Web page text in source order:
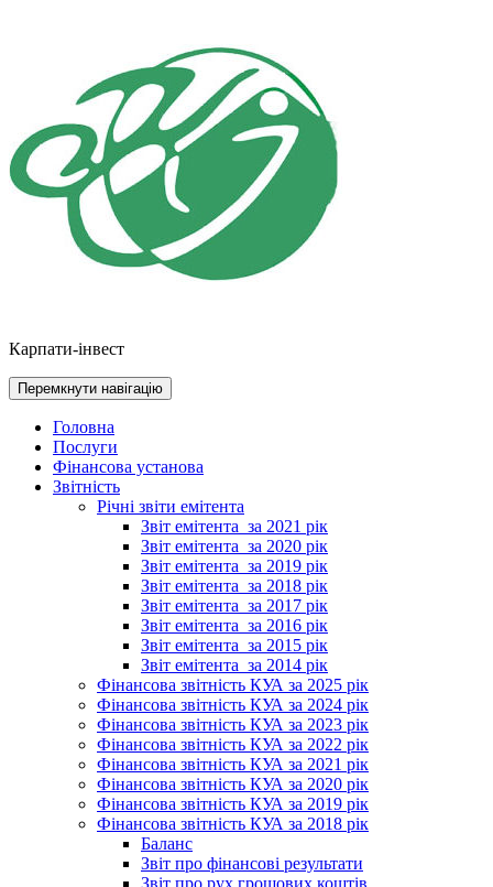
Карпати-інвест
Перемкнути навігацію
Головна
Послуги
Фінансова установа
Звітність
Річні звіти емітента
Звіт емітента_за 2021 рік
Звіт емітента_за 2020 рік
Звіт емітента_за 2019 рік
Звіт емітента_за 2018 рік
Звіт емітента_за 2017 рік
Звіт емітента_за 2016 рік
Звіт емітента_за 2015 рік
Звіт емітента_за 2014 рік
Фінансова звітність КУА за 2025 рік
Фінансова звітність КУА за 2024 рік
Фінансова звітність КУА за 2023 рік
Фінансова звітність КУА за 2022 рік
Фінансова звітність КУА за 2021 рік
Фінансова звітність КУА за 2020 рік
Фінансова звітність КУА за 2019 рік
Фінансова звітність КУА за 2018 рік
Баланс
Звіт про фінансові результати
Звіт про рух грошових коштів